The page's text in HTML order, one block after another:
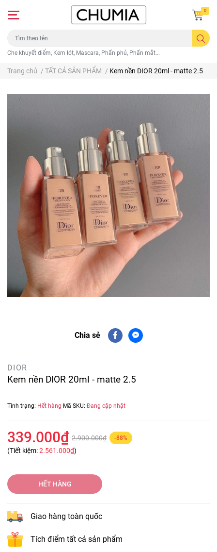
Che khuyết điểm, Kem lót, Mascara, Phấn phủ, Phấn mắt...
0
Trang chủ / TẤT CẢ SẢN PHẨM / Kem nền DIOR 20ml - matte 2.5
Chia sẻ
DIOR
Kem nền DIOR 20ml - matte 2.5
Tình trạng: Hết hàng Mã SKU: Đang cập nhật
339.000₫ 2.900.000₫ -88%
(Tiết kiệm:2.561.000₫)
HẾT HÀNG
Giao hàng toàn quốc
Tích điểm tất cả sản phẩm